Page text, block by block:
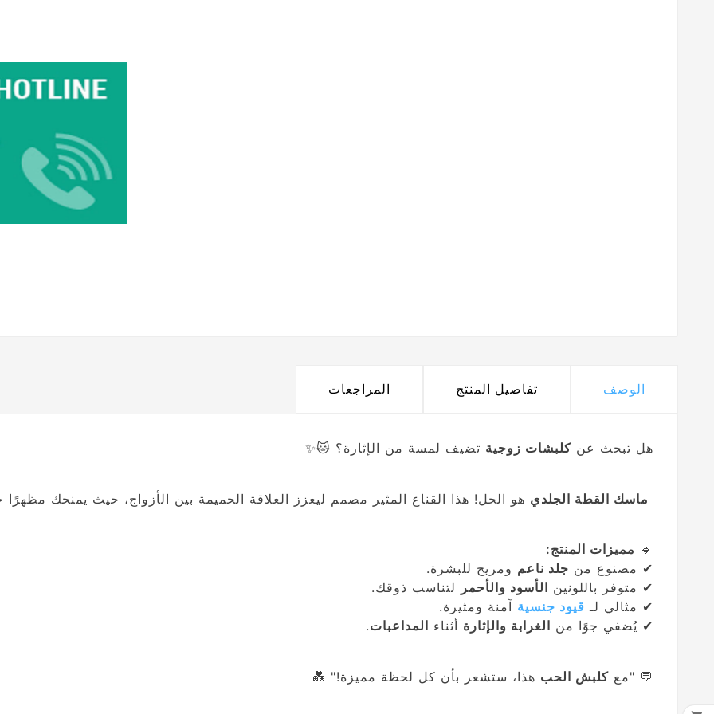
الوصف تفاصيل المنتج المراجعات
هل تبحث عن كلبشات زوجية تضيف لمسة من الإثارة؟ 🐱✨
ماسك القطة الجلدي هو الحل! هذا القناع المثير مصمم ليعزز العلاقة الحميمة بين الأزواج، حيث يمنحك مظهرًا
🔹 مميزات المنتج:
✔ مصنوع من جلد ناعم ومريح للبشرة.
✔ متوفر باللونين الأسود والأحمر لتناسب ذوقك.
✔ مثالي لـ قيود جنسية آمنة ومثيرة.
✔ يُضفي جوًا من الغرابة والإثارة أثناء المداعبات.
💬 "مع كلبش الحب هذا، ستشعر بأن كل لحظة مميزة!" 💑